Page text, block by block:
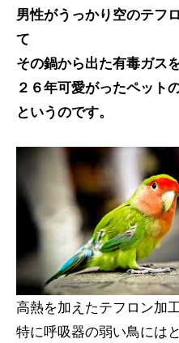
男性がうっかり空のテフ
て
その鍋から出た有毒ガス
２６年可愛がったペット
というのです。
高熱を加えたテフロン加
特に呼吸器の弱い鳥には